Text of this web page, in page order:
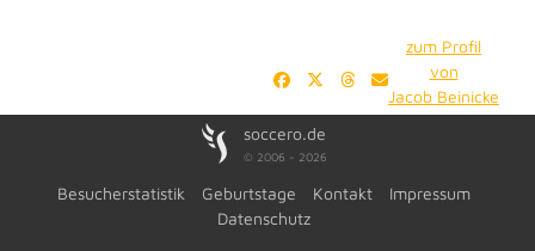
zum Profil
von
Jacob Beinicke
soccero.de
© 2006 - 2026
Besucherstatistik Geburtstage Kontakt
Impressum
Datenschutz